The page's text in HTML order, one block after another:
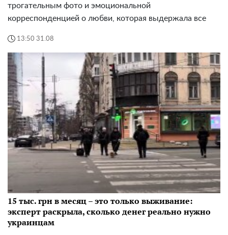
трогательным фото и эмоциональной
корреспонденцией о любви, которая выдержала все
13:50 31.08
15 тыс. грн в месяц – это только выживание:
эксперт раскрыла, сколько денег реально нужно
украинцам